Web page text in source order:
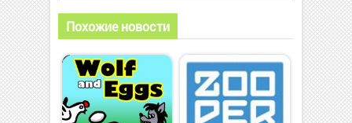
Похожие новости